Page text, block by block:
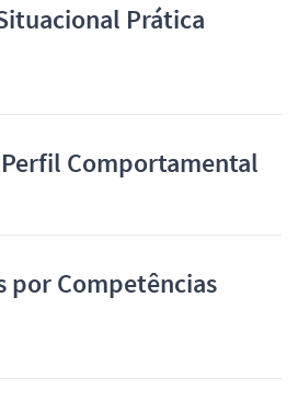
Prática
Comportamental
por Competências